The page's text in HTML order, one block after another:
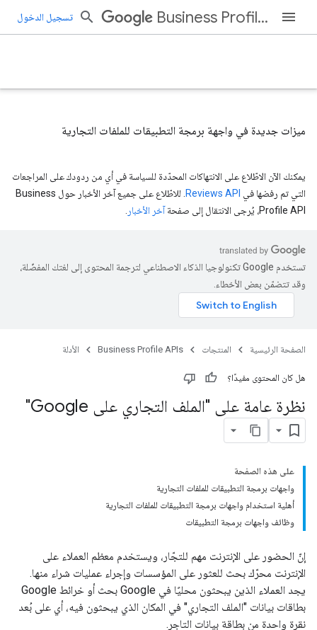
Business Profile APIs تسجيل الدخول
ميزات جديدة في واجهة برمجة التطبيقات للملفات التجارية
يمكنك الآن الاطّلاع على الانتهاكات المحدّدة للسياسة في أي من ردودك على المراجعات
التي تم رفضها في
Reviews API
. للاطّلاع على جميع آخر الأخبار حول Business
Profile API، يُرجى الانتقال إلى صفحة
آخر الأخبار
تستخدم Google تكنولوجيا الذكاء الاصطناعي لترجمة المحتوى إلى لغتك المفضّلة،
وقد تتضمّن بعض الأخطاء.
الصفحة الرئيسية المنتجات Business Profile APIs الأدلة
هل كان المحتوى مفيدًا؟
نظرة عامة على "الملف التجاري على Google"
على هذه الصفحة
واجهات برمجة التطبيقات للملفات التجارية
أهلية استخدام واجهات برمجة التطبيقات للملفات التجارية
وظائف واجهات برمجة التطبيقات
إنّ الحضور على الإنترنت مهم للتجّار، ويستخدم معظم العملاء على
الإنترنت محرّك بحث للعثور على المؤسسات وإجراء عمليات شراء منها.
يجد العملاء الذين يبحثون محليًا في Google بحث أو خرائط Google
بطاقات بيانات "الملف التجاري" في المكان الذي يبحثون فيه، أي على بُعد
نقرة واحدة من بطاقة بيانات التاجر.